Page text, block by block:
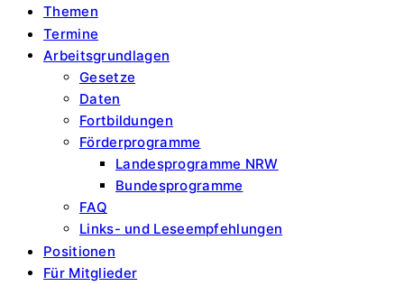
Themen
Termine
Arbeitsgrundlagen
Gesetze
Daten
Fortbildungen
Förderprogramme
Landesprogramme NRW
Bundesprogramme
FAQ
Links- und Leseempfehlungen
Positionen
Für Mitglieder